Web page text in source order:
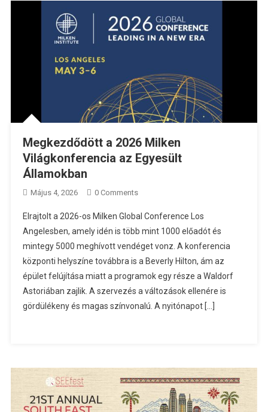
Megkezdődött a 2026 Milken
Világkonferencia az Egyesült
Államokban
Május 4, 2026 0 Comments
Elrajtolt a 2026-os Milken Global Conference Los
Angelesben, amely idén is több mint 1000 előadót és
mintegy 5000 meghívott vendéget vonz. A konferencia
központi helyszíne továbbra is a Beverly Hilton, ám az
épület felújítása miatt a programok egy része a Waldorf
Astoriában zajlik. A szervezés a változások ellenére is
gördülékeny és magas színvonalú. A nyitónapot […]